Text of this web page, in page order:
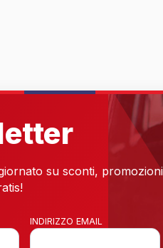
su sconti,
INDIRIZZO EMAIL